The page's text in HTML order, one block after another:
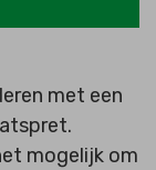
met een
mogelijk om